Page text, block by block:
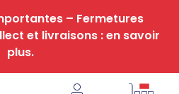
– Fermetures
et livraisons : en savoir
plus.